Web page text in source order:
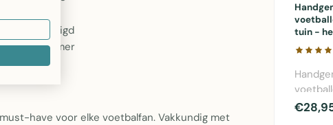
vervaardigd
elke kamer
have voor elke voetbalfan. Vakkundig met
tuin -